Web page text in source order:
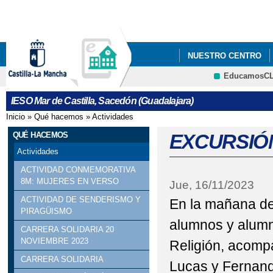
NUESTRO CENTRO
ACTO GRADUACIÓN
CARTEL
MUJER
CARTEL
MUJER
COFINANCIACIÓN
COFINANCIACIÓN
IESO Mar de Castilla, Sacedón (Guadalajara)
Se encuentra usted aquí
Inicio » Qué hacemos » Actividades
QUÉ HACEMOS
Actividades
ACTIVIDAD CONMEMORATIVA
8M: MUJERES EN VERSO
ACTIVIDAD DE SENDERISMO Y
PIRAGÜISMO
CARRERA SOLIDARIA 20
NOVIEMBRE 2023
CARRERA SOLIDARIA
Jue, 16/11/2023
En la mañana
alumnos y
Religión,
Lucas y